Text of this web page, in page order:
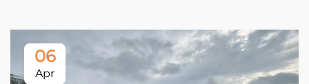
06
Apr